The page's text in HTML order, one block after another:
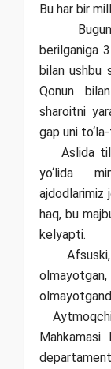
Bu har bir
Bugun
berilganiga
bilan ushbu
Qonun
sharoitni
gap uni
Aslida
yo‘lida
ajdodlarimiz
haq, bu
kelyapti.
Afsuski,